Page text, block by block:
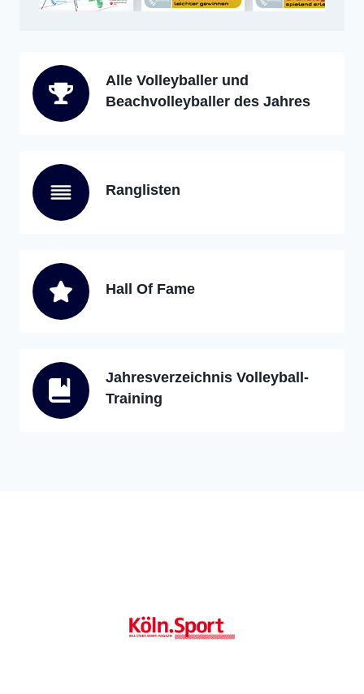
Alle Volleyballer und
Beachvolleyballer des Jahres
Ranglisten
Hall Of Fame
Jahresverzeichnis Volleyball-
Training